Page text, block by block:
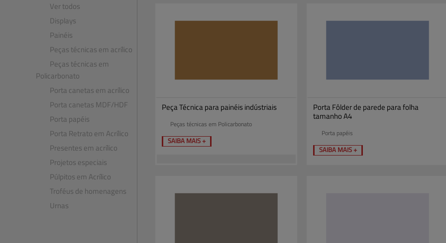
Ver todos
Displays
Painéis
Peças técnicas em acrílico
Peças técnicas em
Policarbonato
Porta canetas em acrílico
Porta canetas MDF​/​HDF
Porta papéis
Porta Retrato em Acrílico
Presentes em acrílico
Projetos especiais
Púlpitos em Acrílico
Troféus de homenagens
Urnas
Peça Técnica para painéis indústriais
Peças técnicas em Policarbonato
SAIBA MAIS +
Porta Fôlder de parede para folha
tamanho A4
Porta papéis
SAIBA MAIS +